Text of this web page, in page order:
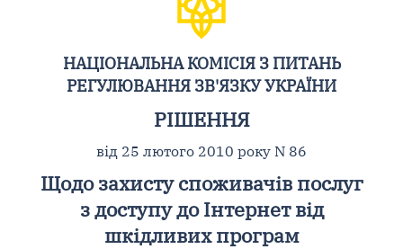
НАЦІОНАЛЬНА КОМІСІЯ З ПИТАНЬ
РЕГУЛЮВАННЯ ЗВ'ЯЗКУ УКРАЇНИ
РІШЕННЯ
від 25 лютого 2010 року N 86
Щодо захисту споживачів послуг
з доступу до Інтернет від
шкідливих програм